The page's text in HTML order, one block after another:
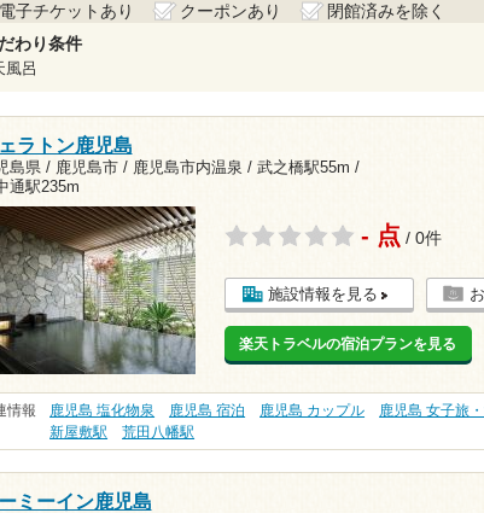
電子チケットあり クーポンあり
閉館済みを除く
わり条件
風呂
ラトン鹿児島
島県 / 鹿児島市 / 鹿児島市内温泉 / 武之橋駅55m /
通駅235m
- 点 / 0件
施設情報を見る
楽天トラベルの宿泊プランを見る
情報 鹿児島 塩化物泉 鹿児島 宿泊 鹿児島 カップル 鹿児島 女子旅
新屋敷駅
荒田八幡駅
ミーイン鹿児島